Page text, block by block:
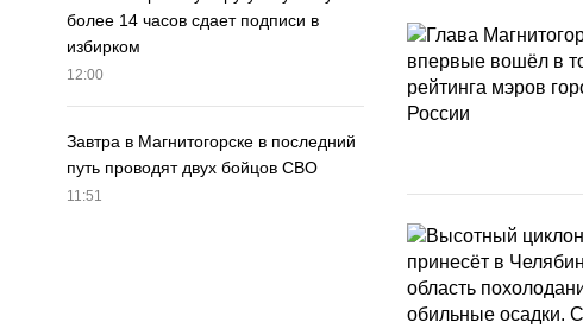
более 14 часов сдает подписи в
избирком
12:00
Завтра в Магнитогорске в последний
путь проводят двух бойцов СВО
11:51